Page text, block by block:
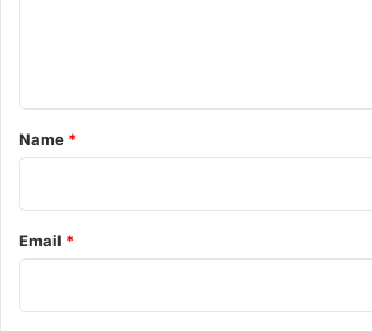
*
Name *
Email *